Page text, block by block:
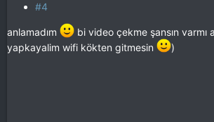
#4
anlamadım bi video çekme şansın varmı
yapkayalim wifi kökten gitmesin
)